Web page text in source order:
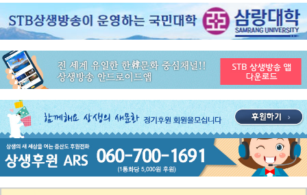
공지사항 ON AIR 서비스 장애 복구 안내
STB 4월4주(4.20~4.26) 주간 추천 프로그램
공지사항
STB 4월2주(4.6~4.12) 주간 추천 프로그램
공지사항
STB 4월1주(3.30~4.5) 주간 추천 프로그램
공지사항
STB 3월4주(3.23~3.29) 주간 추천 프로그램